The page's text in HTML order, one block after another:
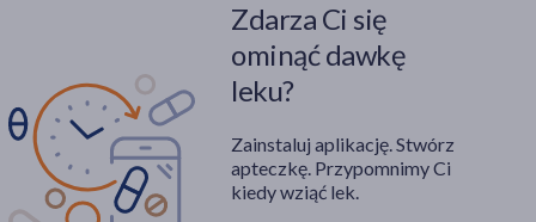
Zdarza Ci się
ominąć dawkę
leku?
Zainstaluj aplikację. Stwórz
apteczkę. Przypomnimy Ci
kiedy wziąć lek.